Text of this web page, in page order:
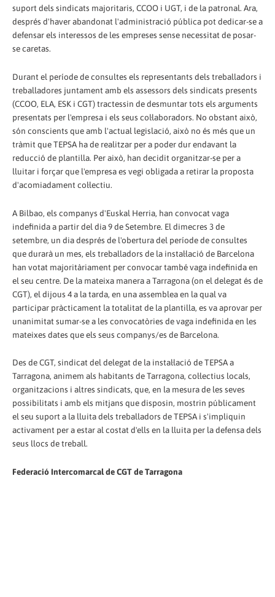
suport dels sindicats majoritaris, CCOO i UGT, i de la patronal. Ara,
després d'haver abandonat l'administració pública pot dedicar-se a
defensar els interessos de les empreses sense necessitat de posar-
se caretas.
Durant el període de consultes els representants dels treballadors i
treballadores juntament amb els assessors dels sindicats presents
(CCOO, ELA, ESK i CGT) tractessin de desmuntar tots els arguments
presentats per l'empresa i els seus col·laboradors. No obstant això,
són conscients que amb l'actual legislació, això no és més que un
tràmit que TEPSA ha de realitzar per a poder dur endavant la
reducció de plantilla. Per això, han decidit organitzar-se per a
lluitar i forçar que l'empresa es vegi obligada a retirar la proposta
d'acomiadament col·lectiu.
A Bilbao, els companys d'Euskal Herria, han convocat vaga
indefinida a partir del dia 9 de Setembre. El dimecres 3 de
setembre, un dia després de l'obertura del període de consultes
que durarà un mes, els treballadors de la instal·lació de Barcelona
han votat majoritàriament per convocar també vaga indefinida en
el seu centre. De la mateixa manera a Tarragona (on el delegat és de
CGT), el dijous 4 a la tarda, en una assemblea en la qual va
participar pràcticament la totalitat de la plantilla, es va aprovar per
unanimitat sumar-se a les convocatòries de vaga indefinida en les
mateixes dates que els seus companys/es de Barcelona.
Des de CGT, sindicat del delegat de la instal·lació de TEPSA a
Tarragona, animem als habitants de Tarragona, col·lectius locals,
organitzacions i altres sindicats, que, en la mesura de les seves
possibilitats i amb els mitjans que disposin, mostrin públicament
el seu suport a la lluita dels treballadors de TEPSA i s'impliquin
activament per a estar al costat d'ells en la lluita per la defensa dels
seus llocs de treball.
Federació Intercomarcal de CGT de Tarragona